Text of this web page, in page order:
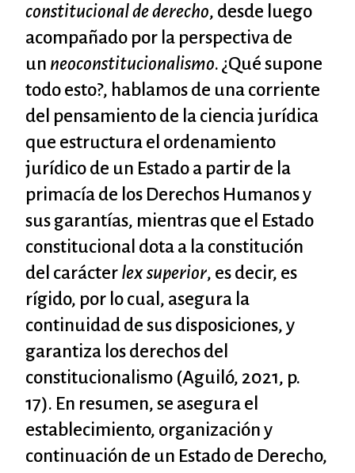
constitucional de derecho, desde luego
acompañado por la perspectiva de
un neoconstitucionalismo. ¿Qué supone
todo esto?, hablamos de una corriente
del pensamiento de la ciencia jurídica
que estructura el ordenamiento
jurídico de un Estado a partir de la
primacía de los Derechos Humanos y
sus garantías, mientras que el Estado
constitucional dota a la constitución
del carácter lex superior, es decir, es
rígido, por lo cual, asegura la
continuidad de sus disposiciones, y
garantiza los derechos del
constitucionalismo (Aguiló, 2021, p.
17). En resumen, se asegura el
establecimiento, organización y
continuación de un Estado de Derecho,